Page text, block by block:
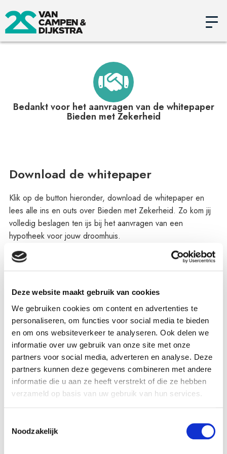
Deze website maakt gebruik van cookies
We gebruiken cookies om content en advertenties te
personaliseren, om functies voor social media te bieden
en om ons websiteverkeer te analyseren. Ook delen we
informatie over uw gebruik van onze site met onze
partners voor social media, adverteren en analyse. Deze
partners kunnen deze gegevens combineren met andere
informatie die u aan ze heeft verstrekt of die ze hebben
verzameld op basis van uw gebruik van hun services.
Noodzakelijk
Bedankt voor het aanvragen van de whitepaper
Bieden met Zekerheid
Download de whitepaper
Klik op de button hieronder, download de whitepaper en
lees alle ins en outs over Bieden met Zekerheid. Zo kom jij
volledig beslagen ten ijs bij het aanvragen van een
hypotheek voor jouw droomhuis.
Whitepaper Bieden met Zekerheid